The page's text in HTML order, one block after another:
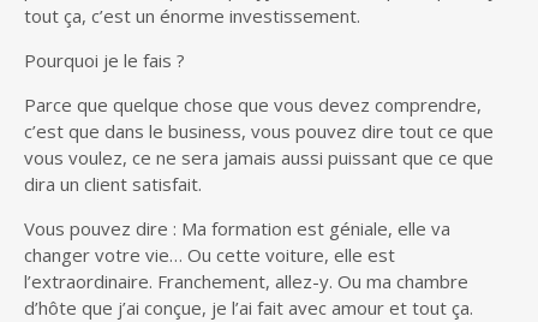
tout ça, c’est un énorme investissement.
Pourquoi je le fais ?
Parce que quelque chose que vous devez comprendre,
c’est que dans le business, vous pouvez dire tout ce que
vous voulez, ce ne sera jamais aussi puissant que ce que
dira un client satisfait.
Vous pouvez dire : Ma formation est géniale, elle va
changer votre vie… Ou cette voiture, elle est
l’extraordinaire. Franchement, allez-y. Ou ma chambre
d’hôte que j’ai conçue, je l’ai fait avec amour et tout ça.